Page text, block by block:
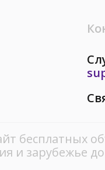
бесплатных
и зарубежье